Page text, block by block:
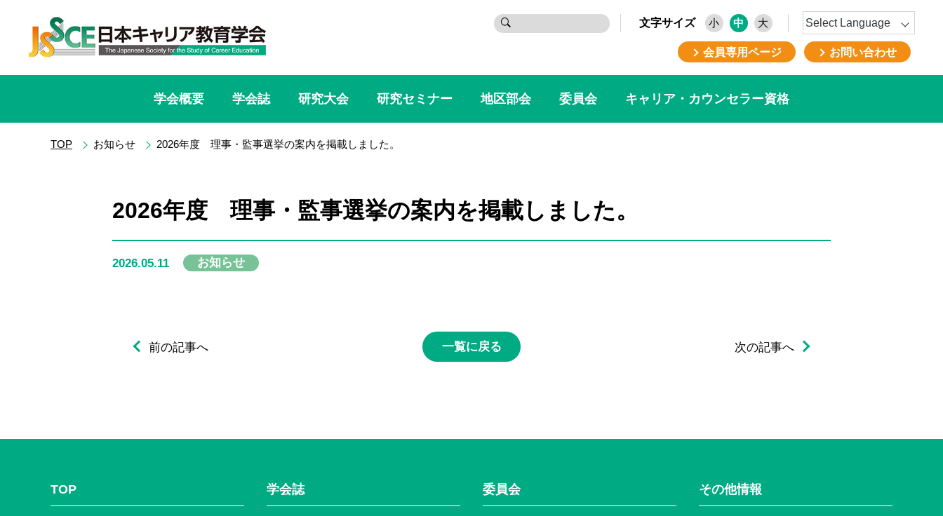
検
文字サイズ 小 中 大
会員専用ページ お問い合わせ
学会概要 学会誌 研究大会 研究セミナー 地区部会 委員会 キャリア・カウンセラー資格
TOP お知らせ 2026年度 理事・監事選挙の案内を掲載しました。
2026年度 理事・監事選挙の案内を掲載しました。
2026.05.11 お知らせ
前の記事へ 次の記事へ
一覧に戻る
TOP 学会誌 委員会 その他情報